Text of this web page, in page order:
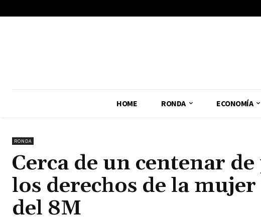
HOME RONDA ECONOMÍA
RONDA
Cerca de un centenar
los derechos de la
del 8M